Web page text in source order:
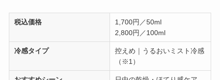
税込価格
1,700円／50ml
2,800円／100ml
冷感タイプ
控えめ｜うるおいミスト冷感
（※1）